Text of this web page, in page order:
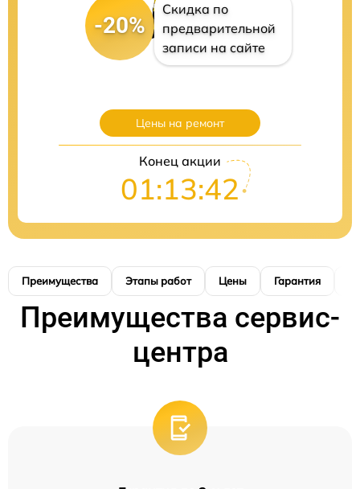
-20%
Скидка по
предварительной
записи на сайте
Цены на ремонт
Конец акции
01:13:41
Преимущества Этапы работ Цены Гарантия
Преимущества сервис-
центра